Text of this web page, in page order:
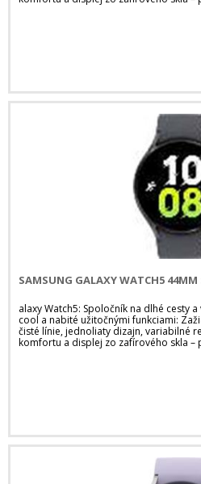
SAMSUNG GALAXY WATCH5
alaxy Watch5: Spoločník na dlhé cesty
cool a nabité užitočnými funkciami:
čisté línie, jednoliaty dizajn, variabilné
komfortu a displej zo zafírového skla –